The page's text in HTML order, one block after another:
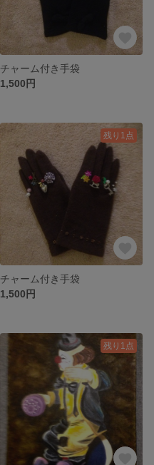
チャーム付き手袋
1,500円
残り1点
チャーム付き手袋
1,500円
残り1点